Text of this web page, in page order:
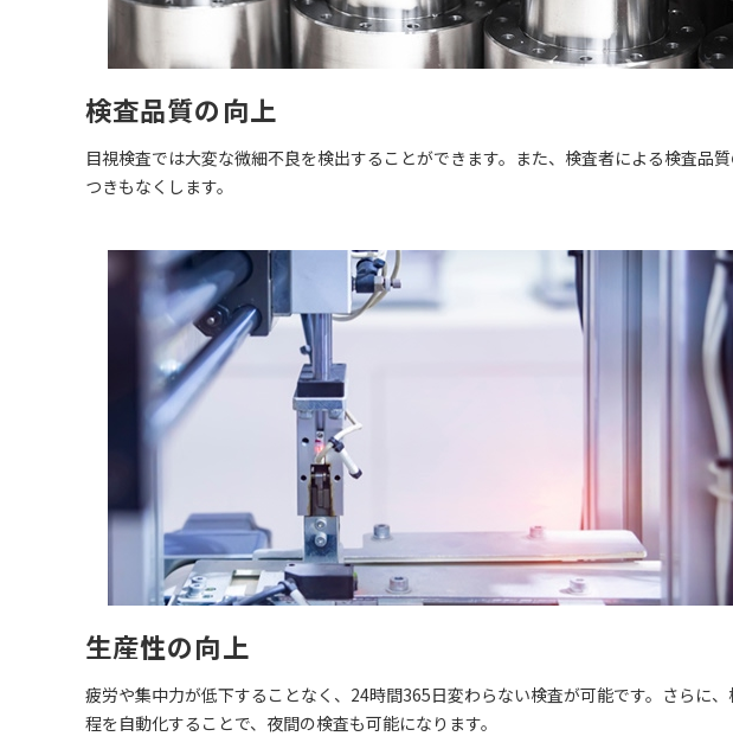
検査品質の向上
目視検査では大変な微細不良を検出することができます。また、検査者による検査品
つきもなくします。
生産性の向上
疲労や集中力が低下することなく、24時間365日変わらない検査が可能です。さらに、
程を自動化することで、夜間の検査も可能になります。